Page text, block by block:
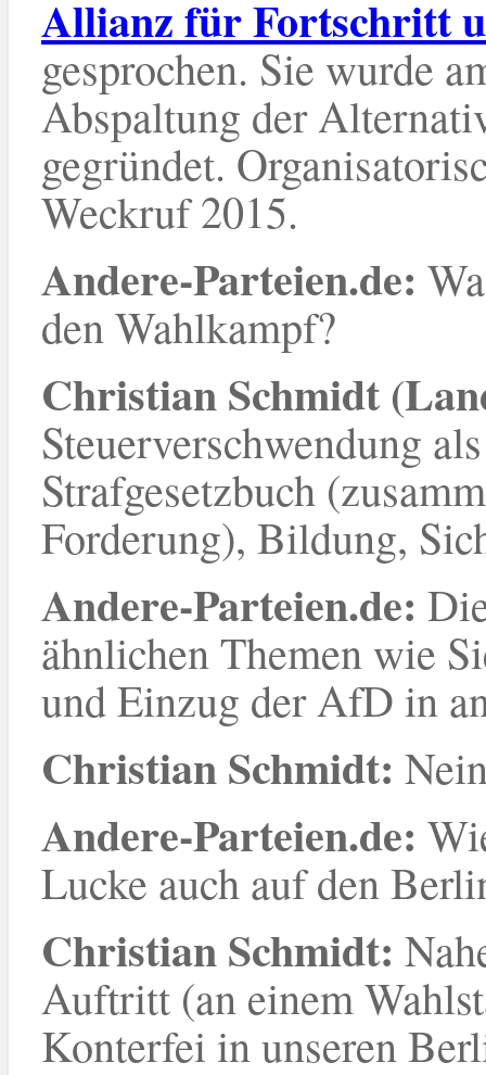
Allianz für Fortschritt
gesprochen. Sie wurde
Abspaltung der
gegründet.
Weckruf 2015.
Andere-Parteien.de:
den Wahlkampf?
Christian Schmidt
Steuerverschwendung
Strafgesetzbuch
Forderung), Bildung,
Andere-Parteien.de:
ähnlichen Themen wie
und Einzug der AfD in
Christian Schmidt:
Andere-Parteien.de:
Lucke auch auf den
Christian Schmidt:
Auftritt (an einem
Konterfei in unseren